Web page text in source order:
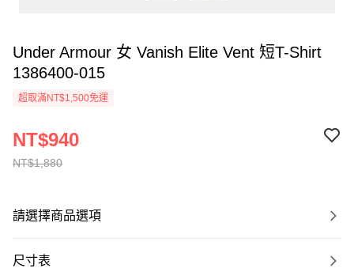
Under Armour 女 Vanish Elite Vent 短T-Shirt
1386400-015
超取滿NT$1,500免運
NT$1,880
NT$940
請選擇商品選項
尺寸表